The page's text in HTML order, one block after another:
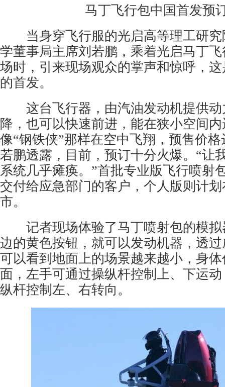
马丁飞行包中国首发预
当身穿飞行服的光启高等理工研究
学董事局主席刘若鹏，乘着光启马丁
场时，引来现场观众的掌声和惊呼，
的首发。
这台飞行器，由汽油发动机提供动
降，也可以快速前进，能在狭小空间
像“钢铁侠”那样在空中飞翔，预售价格
若鹏透露，目前，预订十分火爆。“让
系统几乎瘫痪。”首批专业版飞行喷射
交付给应急部门的客户，个人版则计划
市。
记者现场体验了马丁喷射包的模拟
边的黄色按钮，就可以发动机器，透
可以看到地面上的场景越来越小，身
面，左手可通过操纵杆控制上、下运
纵杆控制左、右转向。